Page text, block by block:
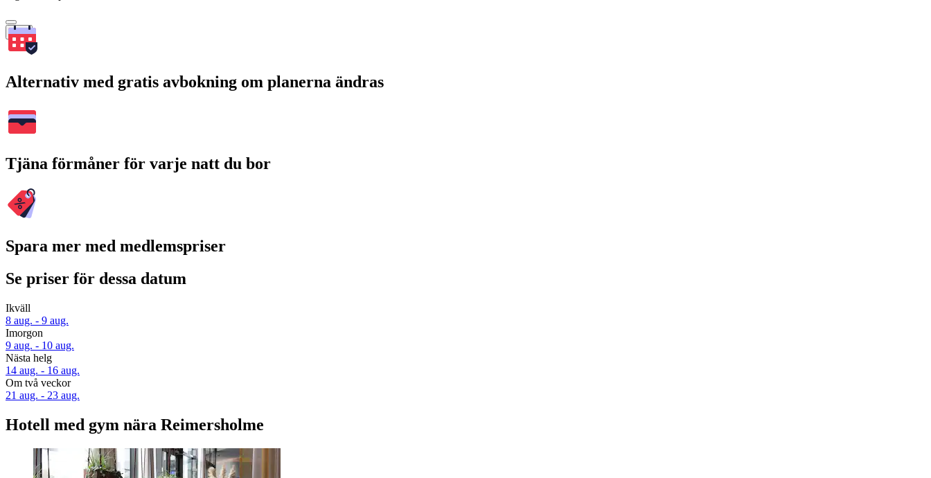
Sök
Alternativ med gratis avbokning om planerna ändras
Tjäna förmåner för varje natt du bor
Spara mer med medlemspriser
Se priser för dessa datum
Ikväll
8 aug. - 9 aug.
Imorgon
9 aug. - 10 aug.
Nästa helg
14 aug. - 16 aug.
Om två veckor
21 aug. - 23 aug.
Hotell med gym nära Reimersholme